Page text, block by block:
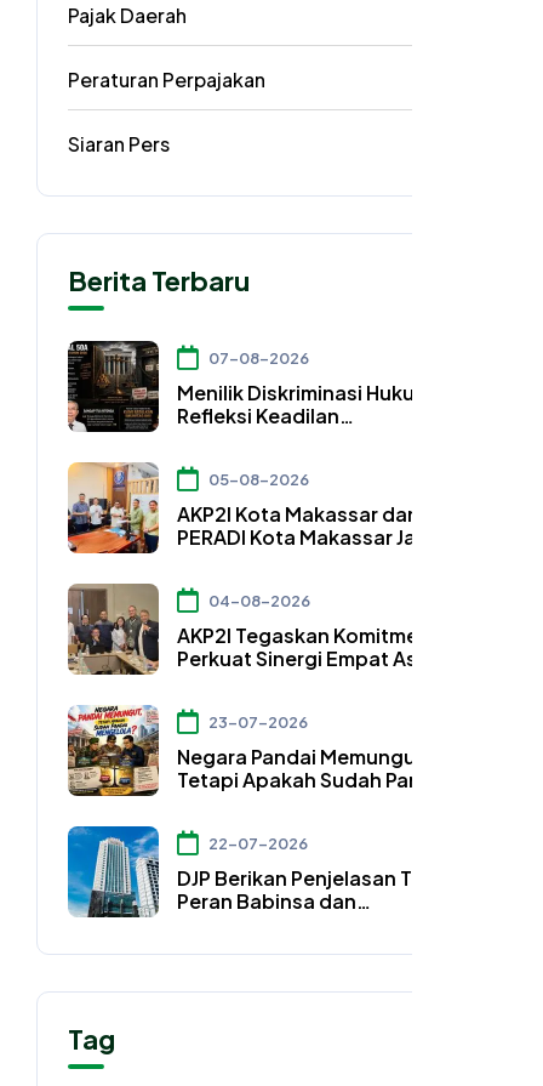
Pajak Daerah
Peraturan Perpajakan
Siaran Pers
Berita Terbaru
07-08-2026
Menilik Diskriminasi Hukum dan
Refleksi Keadilan
50A UU Nomor 4 Tahun 2026
05-08-2026
AKP2I Kota Makassar dan DPC
PERADI Kota Makassar Jalin
Pengembangan Profesi Hukum
Bidang Perpajakan
04-08-2026
AKP2I Tegaskan Komitmen
Perkuat Sinergi Empat Asosiasi
Konsultan Pajak
23-07-2026
Negara Pandai Memungut,
Tetapi Apakah Sudah Pandai
22-07-2026
DJP Berikan Penjelasan Terkait
Peran Babinsa dan
Tag